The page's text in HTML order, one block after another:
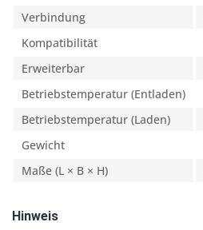
Verbindung
Kompatibilität
Erweiterbar
Betriebstemperatur (Entladen)
Betriebstemperatur (Laden)
Gewicht
Maße (L × B × H)
Hinweis